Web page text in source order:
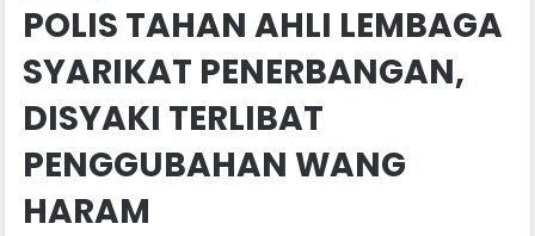
POLIS TAHAN AHLI LEMBAGA
SYARIKAT PENERBANGAN,
DISYAKI TERLIBAT
PENGGUBAHAN WANG
HARAM